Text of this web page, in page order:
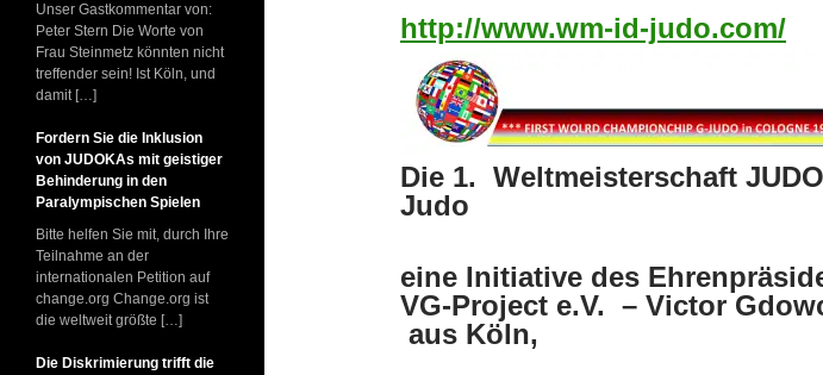
http://www.wm-id-judo.com/
Die 1. Weltmeisterschaft
Judo
eine Initiative des
VG-Project e.V. – Victor
aus Köln,
Unser Gastkommentar von:
Peter Stern Die Worte von
Frau Steinmetz könnten nicht
treffender sein! Ist Köln, und
damit […]
Fordern Sie die Inklusion
von JUDOKAs mit geistiger
Behinderung in den
Paralympischen Spielen
Bitte helfen Sie mit, durch Ihre
Teilnahme an der
internationalen Petition auf
change.org Change.org ist
die weltweit größte […]
Die Diskrimierung trifft die